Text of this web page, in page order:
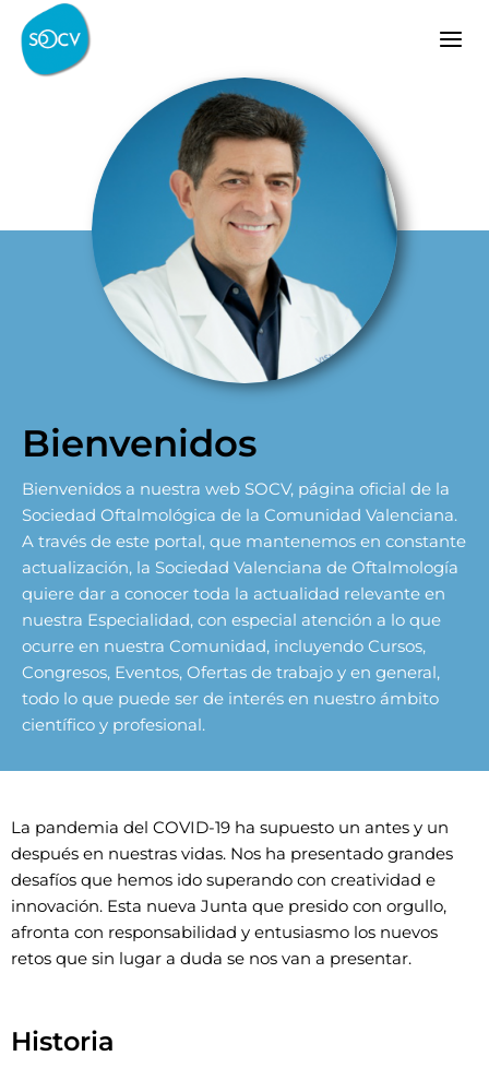
Bienvenidos
Bienvenidos a nuestra web SOCV, página oficial de la
Sociedad Oftalmológica de la Comunidad Valenciana.
A través de este portal, que mantenemos en constante
actualización, la Sociedad Valenciana de Oftalmología
quiere dar a conocer toda la actualidad relevante en
nuestra Especialidad, con especial atención a lo que
ocurre en nuestra Comunidad, incluyendo Cursos,
Congresos, Eventos, Ofertas de trabajo y en general,
todo lo que puede ser de interés en nuestro ámbito
científico y profesional.
La pandemia del COVID-19 ha supuesto un antes y un
después en nuestras vidas. Nos ha presentado grandes
desafíos que hemos ido superando con creatividad e
innovación. Esta nueva Junta que presido con orgullo,
afronta con responsabilidad y entusiasmo los nuevos
retos que sin lugar a duda se nos van a presentar.
Historia